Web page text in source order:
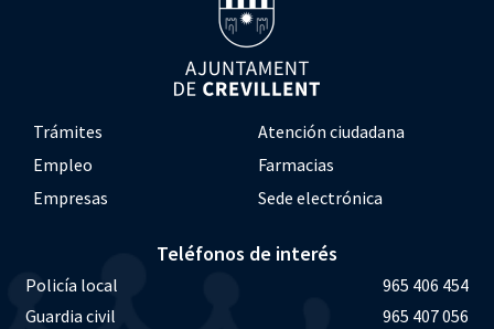
Trámites
Atención ciudadana
Empleo
Farmacias
Empresas
Sede electrónica
Teléfonos de interés
Policía local
965 406 454
Guardia civil
965 407 056